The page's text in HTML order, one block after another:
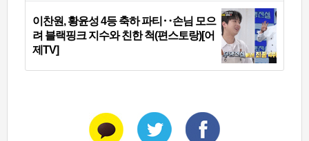
이찬원, 황윤성 4등 축하 파티‥손님 모으
려 블랙핑크 지수와 친한 척(편스토랑)[어
제TV]